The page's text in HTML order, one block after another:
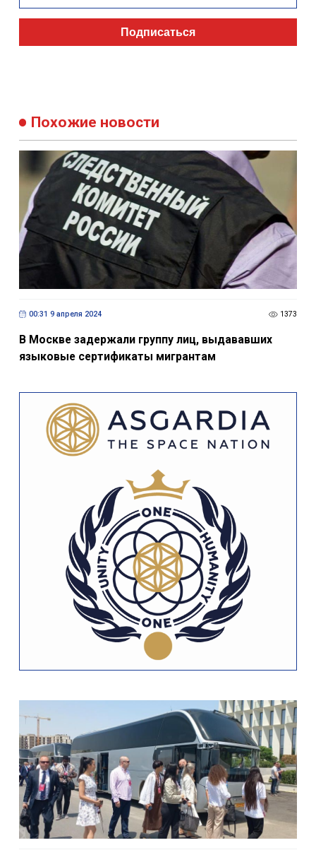
Подписаться
Похожие новости
00:31 9 апреля 2024 1373
В Москве задержали группу лиц, выдававших
языковые сертификаты мигрантам